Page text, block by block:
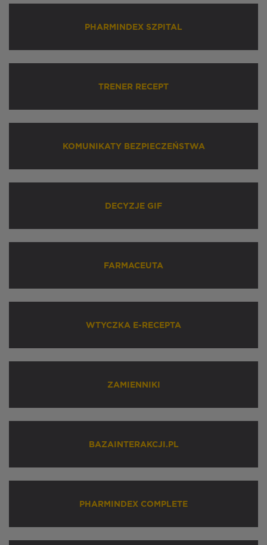
PHARMINDEX SZPITAL
TRENER RECEPT
KOMUNIKATY BEZPIECZEŃSTWA
DECYZJE GIF
FARMACEUTA
WTYCZKA E-RECEPTA
ZAMIENNIKI
BAZAINTERAKCJI.PL
PHARMINDEX COMPLETE